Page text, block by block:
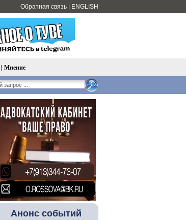
Обратная связь ENGLISH
| Мнение
Анонс событий